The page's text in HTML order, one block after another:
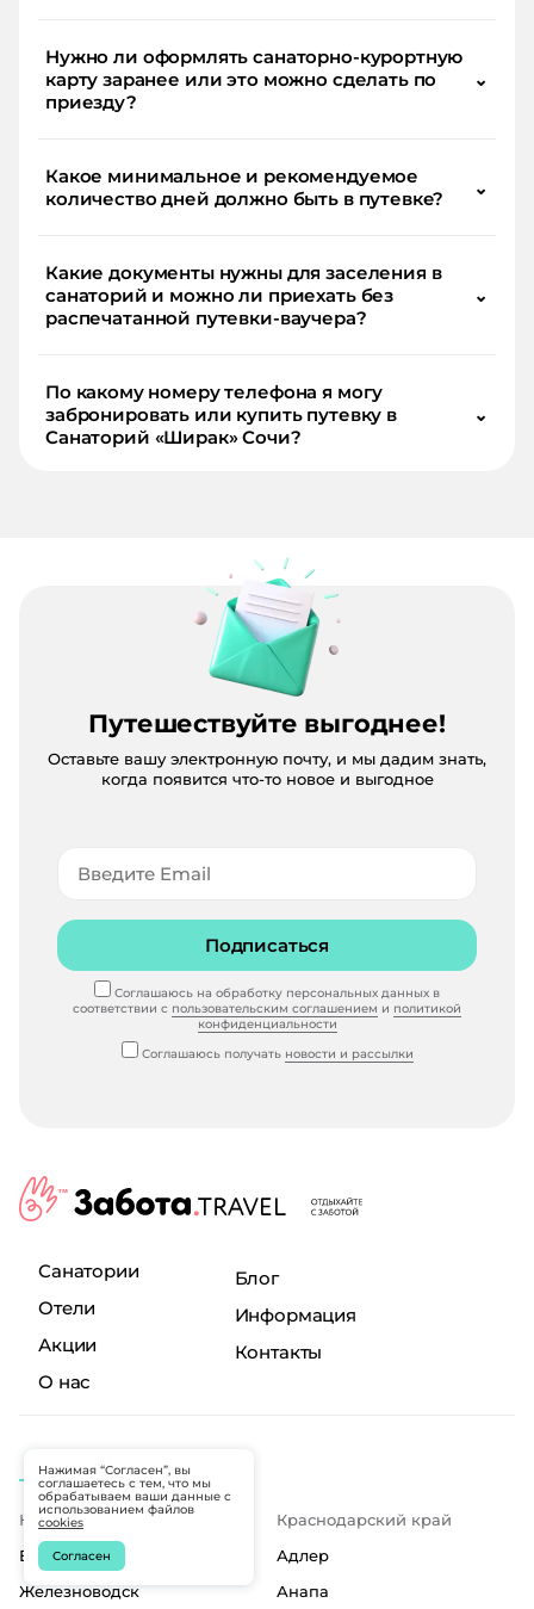
Нужно ли оформлять санаторно-курортную
карту заранее или это можно сделать по
приезду?
⌄
Какое минимальное и рекомендуемое
количество дней должно быть в путевке?
⌄
Какие документы нужны для заселения в
санаторий и можно ли приехать без
распечатанной путевки-ваучера?
⌄
По какому номеру телефона я могу
забронировать или купить путевку в
Санаторий «Ширак» Сочи?
⌄
Путешествуйте выгоднее!
Оставьте вашу электронную почту, и мы дадим знать,
когда появится что-то новое и выгодное
Подписаться
Соглашаюсь на обработку персональных данных в
соответствии с пользовательским соглашением и политикой
конфиденциальности
Соглашаюсь получать новости и рассылки
Санатории
Отели
Акции
О нас
Блог
Информация
Контакты
Города
КавМинВоды
Ессентуки
Железноводск
Краснодарский край
Адлер
Анапа
Нажимая “Согласен”, вы
соглашаетесь с тем, что мы
обрабатываем ваши данные с
использованием файлов
cookies
Согласен